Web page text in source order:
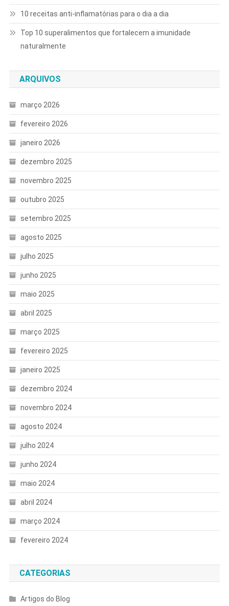
10 receitas anti-inflamatórias para o dia a dia
Top 10 superalimentos que fortalecem a imunidade
naturalmente
ARQUIVOS
março 2026
fevereiro 2026
janeiro 2026
dezembro 2025
novembro 2025
outubro 2025
setembro 2025
agosto 2025
julho 2025
junho 2025
maio 2025
abril 2025
março 2025
fevereiro 2025
janeiro 2025
dezembro 2024
novembro 2024
agosto 2024
julho 2024
junho 2024
maio 2024
abril 2024
março 2024
fevereiro 2024
CATEGORIAS
Artigos do Blog